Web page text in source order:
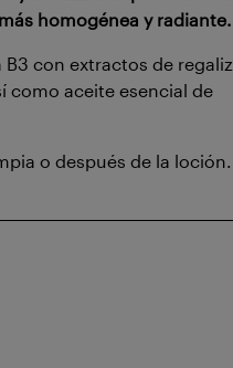
homogénea y radiante.
con extractos de regaliz,
como aceite esencial de
o después de la loción.